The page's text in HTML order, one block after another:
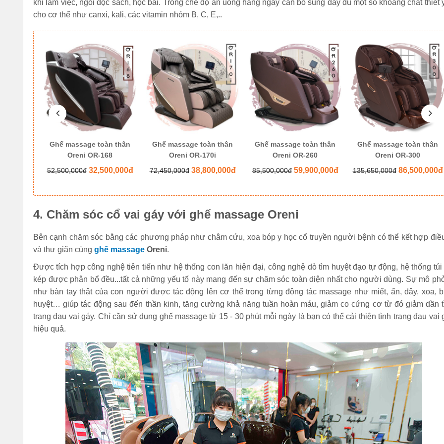
khi làm việc, ngồi đọc sách, học bài. Trong chế độ ăn uống hàng ngày cần bổ sung đầy đủ một số khoáng chất thiết
cho cơ thể như canxi, kali, các vitamin nhóm B, C, E,..
Ghế massage toàn thân
Oreni OR-168
52,500,000đ 32,500,000đ
Ghế massage toàn thân
Oreni OR-170i
72,450,000đ 38,800,000đ
Ghế massage toàn thân
Oreni OR-260
85,500,000đ 59,900,000đ
Ghế massage toàn thân
Oreni OR-300
135,650,000đ 86,500,000đ
4. Chăm sóc cổ vai gáy với ghế massage Oreni
Bên cạnh chăm sóc bằng các phương pháp như châm cứu, xoa bóp y học cổ truyền người bệnh có thể kết hợp
và thư giãn cùng ghế massage Oreni.
Được tích hợp công nghệ tiên tiến như hệ thống con lăn hiện đại, công nghệ dò tìm huyệt đạo tự động, hệ thống túi
kép được phân bổ đều...tất cả những yếu tố này mang đến sự chăm sóc toàn diện nhất cho người dùng. Sự mô
như bàn tay thật của con người được tác động lên cơ thể trong từng động tác massage như miết, ấn, dây, xoa,
huyệt… giúp tác động sau đến thần kinh, tăng cường khả năng tuần hoàn máu, giảm co cứng cơ từ đó giảm dần
trạng đau vai gáy. Chỉ cần sử dụng ghế massage từ 15 - 30 phút mỗi ngày là bạn có thể cải thiện tình trạng đau vai
hiệu quả.